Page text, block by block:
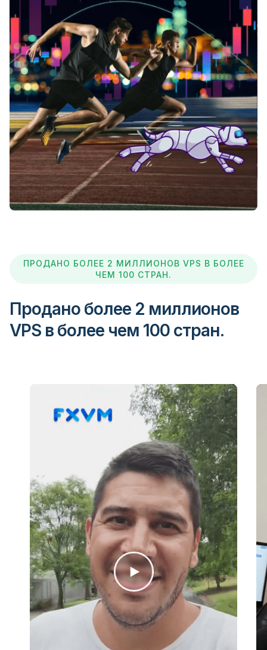
Global Prime
Globe Pro
GO Markets
Hugos Way
IC Markets
IG
Markets.com
Mt Cook
Oanda
ПРОДАНО БОЛЕЕ 2 МИЛЛИОНОВ VPS В БОЛЕЕ
ЧЕМ 100 СТРАН.
Продано более 2 миллионов
VPS в более чем 100 стран.